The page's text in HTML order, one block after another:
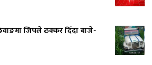
जिपले ठक्कर दिँदा बाजे-